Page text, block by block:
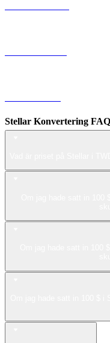
Stellar Konvertering FAQ